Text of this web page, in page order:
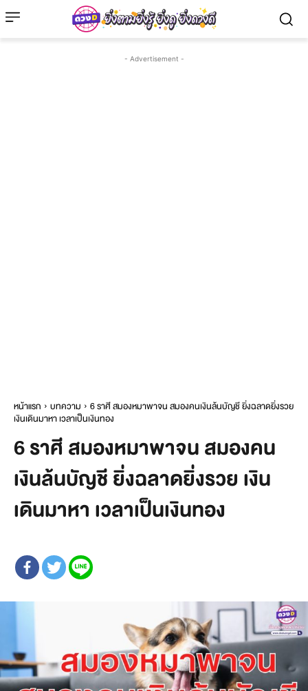
- Advertisement -
หน้าแรก บทความ
6 ราศี สมองหมาพาจน สมองคนเงินล้นบัญชี ยิ่งฉลาดยิ่งรวย
เงินเดินมาหา เวลาเป็นเงินทอง
6 ราศี สมองหมาพาจน สมองคน
เงินล้นบัญชี ยิ่งฉลาดยิ่งรวย เงิน
เดินมาหา เวลาเป็นเงินทอง